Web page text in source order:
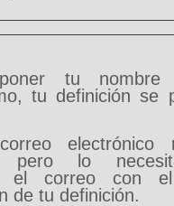
poner tu
tu definición se
pero lo
el correo con
de tu definición.